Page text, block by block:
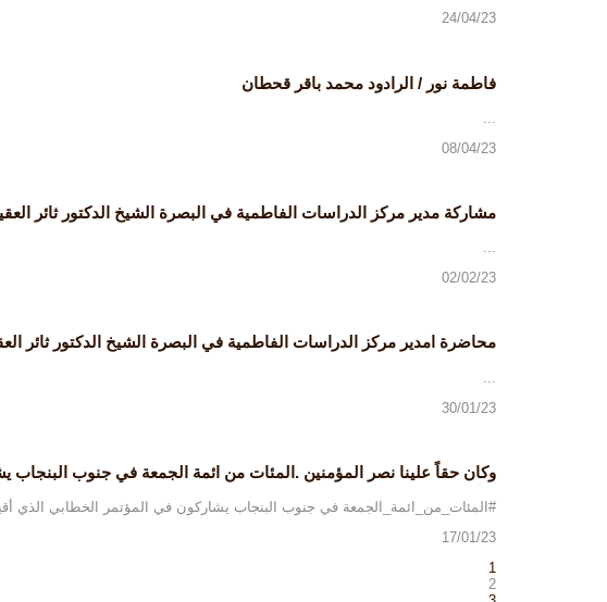
24/04/23
فاطمة نور / الرادود محمد باقر قحطان
08/04/23
مشاركة مدير مركز الدراسات الفاطمية في البصرة الشيخ الدكتور ثائر
...
02/02/23
محاضرة امدير مركز الدراسات الفاطمية في البصرة الشيخ الدكتور ثائر
30/01/23
وكان حقاً علينا نصر المؤمنين .المئات من ائمة الجمعة في جنوب البنجاب
#المئات_من_ائمة_الجمعة في جنوب البنجاب يشاركون في المؤتمر الخطابي الذي
17/01/23
1
2